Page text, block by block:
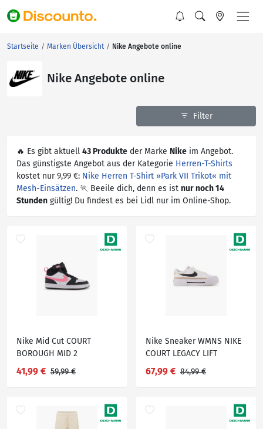
Startseite Marken Übersicht Nike Angebote online
Nike Angebote online
Filter
🔥 Es gibt aktuell 43 Produkte der Marke Nike im Angebot.
Das günstigste Angebot aus der Kategorie Herren-T-Shirts
kostet nur 9,99 €: Nike Herren T-Shirt »Park VII Trikot« mit
Mesh-Einsätzen. 🏃 Beeile dich, denn es ist nur noch 14
Stunden gültig! Du findest es bei Lidl nur im Online-Shop.
Nike Mid Cut COURT
BOROUGH MID 2
41,99 € 59,99 €
Nike Sneaker WMNS NIKE
COURT LEGACY LIFT
67,99 € 84,99 €